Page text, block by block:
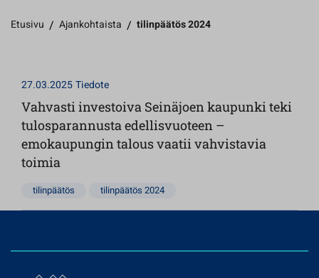
Etusivu / Ajankohtaista / tilinpäätös 2024
27.03.2025Tiedote
Vahvasti investoiva Seinäjoen kaupunki teki
tulosparannusta edellisvuoteen –
emokaupungin talous vaatii vahvistavia
toimia
tilinpäätös tilinpäätös 2024